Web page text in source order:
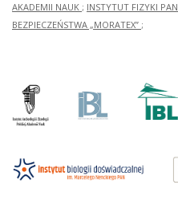
AKADEMII NAUK ; INSTYTUT FIZYKI PAN
BEZPIECZEŃSTWA „MORATEX” ;